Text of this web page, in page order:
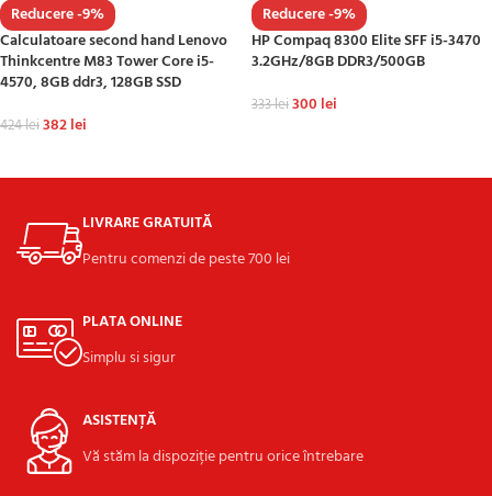
Reducere -9%
Calculatoare second hand Lenovo
Thinkcentre M83 Tower Core i5-
4570, 8GB ddr3, 128GB SSD
424lei382lei
Reducere -9%
HP Compaq 8300 Elite SFF i5-3470
3.2GHz/8GB DDR3/500GB
333lei300 lei
LIVRARE GRATUITĂ
Pentru comenzi de peste 700 lei
PLATA ONLINE
Simplu si sigur
ASISTENȚĂ
Vă stăm la dispoziție pentru orice întrebare